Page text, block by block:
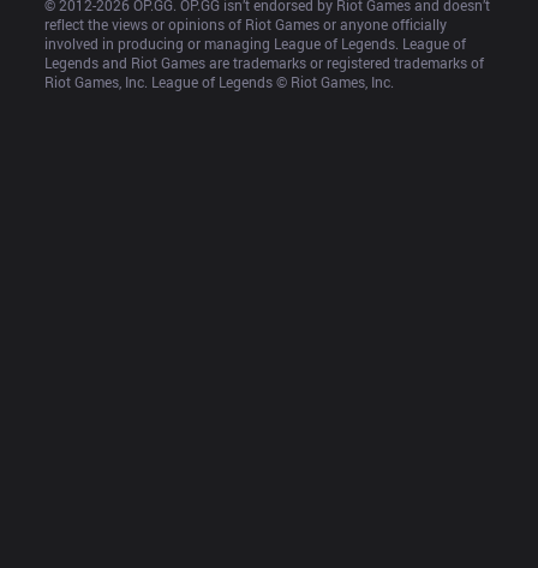
© 2012-2026 OP.GG. OP.GG isn’t endorsed by Riot Games and doesn’t
reflect the views or opinions of Riot Games or anyone officially
involved in producing or managing League of Legends. League of
Legends and Riot Games are trademarks or registered trademarks of
Riot Games, Inc. League of Legends © Riot Games, Inc.